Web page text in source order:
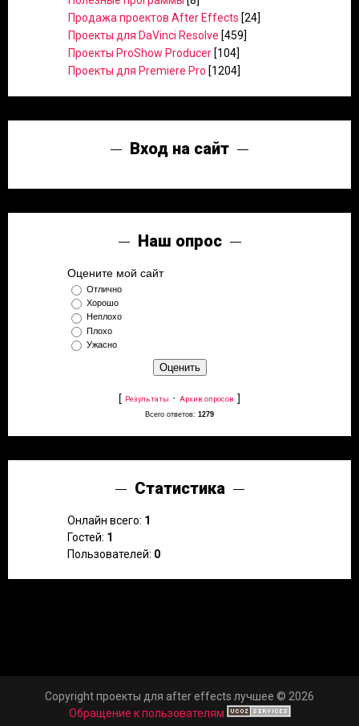
Продажа проектов After Effects [24]
Проекты для DaVinci Resolve [459]
Проекты ProShow Producer [104]
Проекты для Premiere Pro [1204]
Вход на сайт
Наш опрос
Оцените мой сайт
Отлично
Хорошо
Неплохо
Плохо
Ужасно
[ Результаты · Архив опросов ]
Всего ответов: 1279
Статистика
Онлайн всего: 1
Гостей: 1
Пользователей: 0
Copyright проекты для after effects лучшее © 2026
Обращение к пользователям